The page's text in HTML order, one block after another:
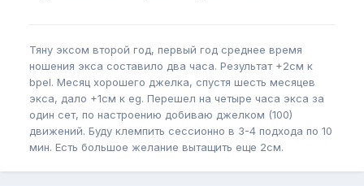
Тяну эксом второй год, первый год среднее время
ношения экса составило два часа. Результат +2см к
bpel. Месяц хорошего джелка, спустя шесть месяцев
экса, дало +1см к eg. Перешел на четыре часа экса за
один сет, по настроению добиваю джелком (100)
движений. Буду клемпить сессионно в 3-4 подхода по 10
мин. Есть большое желание вытащить еще 2см.